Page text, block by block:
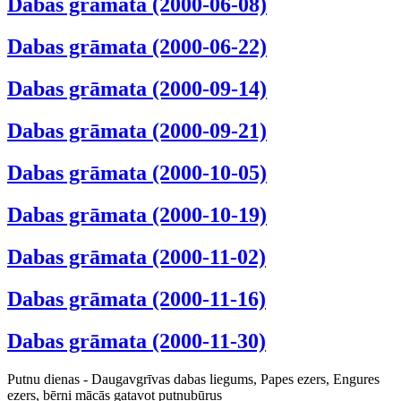
Dabas grāmata (2000-06-08)
Dabas grāmata (2000-06-22)
Dabas grāmata (2000-09-14)
Dabas grāmata (2000-09-21)
Dabas grāmata (2000-10-05)
Dabas grāmata (2000-10-19)
Dabas grāmata (2000-11-02)
Dabas grāmata (2000-11-16)
Dabas grāmata (2000-11-30)
Putnu dienas - Daugavgrīvas dabas liegums, Papes ezers, Engures
ezers, bērni mācās gatavot putnubūrus